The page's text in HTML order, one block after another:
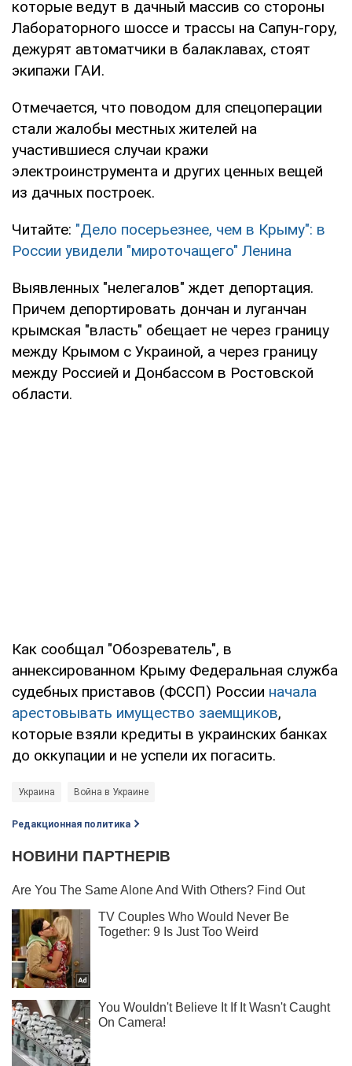
которые ведут в дачный массив со стороны
Лабораторного шоссе и трассы на Сапун-гору,
дежурят автоматчики в балаклавах, стоят
экипажи ГАИ.
Отмечается, что поводом для спецоперации
стали жалобы местных жителей на
участившиеся случаи кражи
электроинструмента и других ценных вещей
из дачных построек.
Читайте: "Дело посерьезнее, чем в Крыму": в
России увидели "мироточащего" Ленина
Выявленных "нелегалов" ждет депортация.
Причем депортировать дончан и луганчан
крымская "власть" обещает не через границу
между Крымом с Украиной, а через границу
между Россией и Донбассом в Ростовской
области.
Как сообщал "Обозреватель", в
аннексированном Крыму Федеральная служба
судебных приставов (ФССП) России начала
арестовывать имущество заемщиков,
которые взяли кредиты в украинских банках
до оккупации и не успели их погасить.
Украина Война в Украине
Редакционная политика